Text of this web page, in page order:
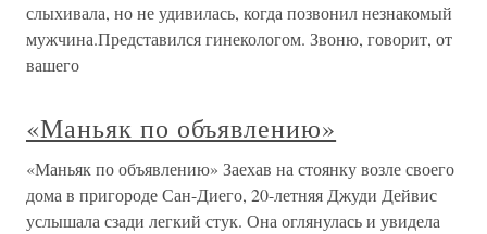
слыхивала, но не удивилась, когда позвонил незнакомый
мужчина.Представился гинекологом. Звоню, говорит, от
вашего
«Маньяк по объявлению»
«Маньяк по объявлению» Заехав на стоянку возле своего
дома в пригороде Сан-Диего, 20-летняя Джуди Дейвис
услышала сзади легкий стук. Она оглянулась и увидела